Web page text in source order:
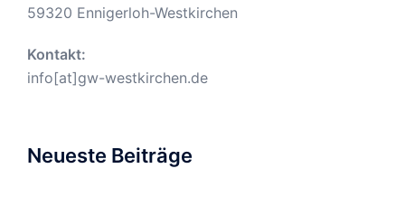
59320 Ennigerloh-Westkirchen
Kontakt:
info[at]gw-westkirchen.de
Neueste Beiträge